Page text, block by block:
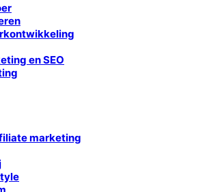
en SEO
marketing